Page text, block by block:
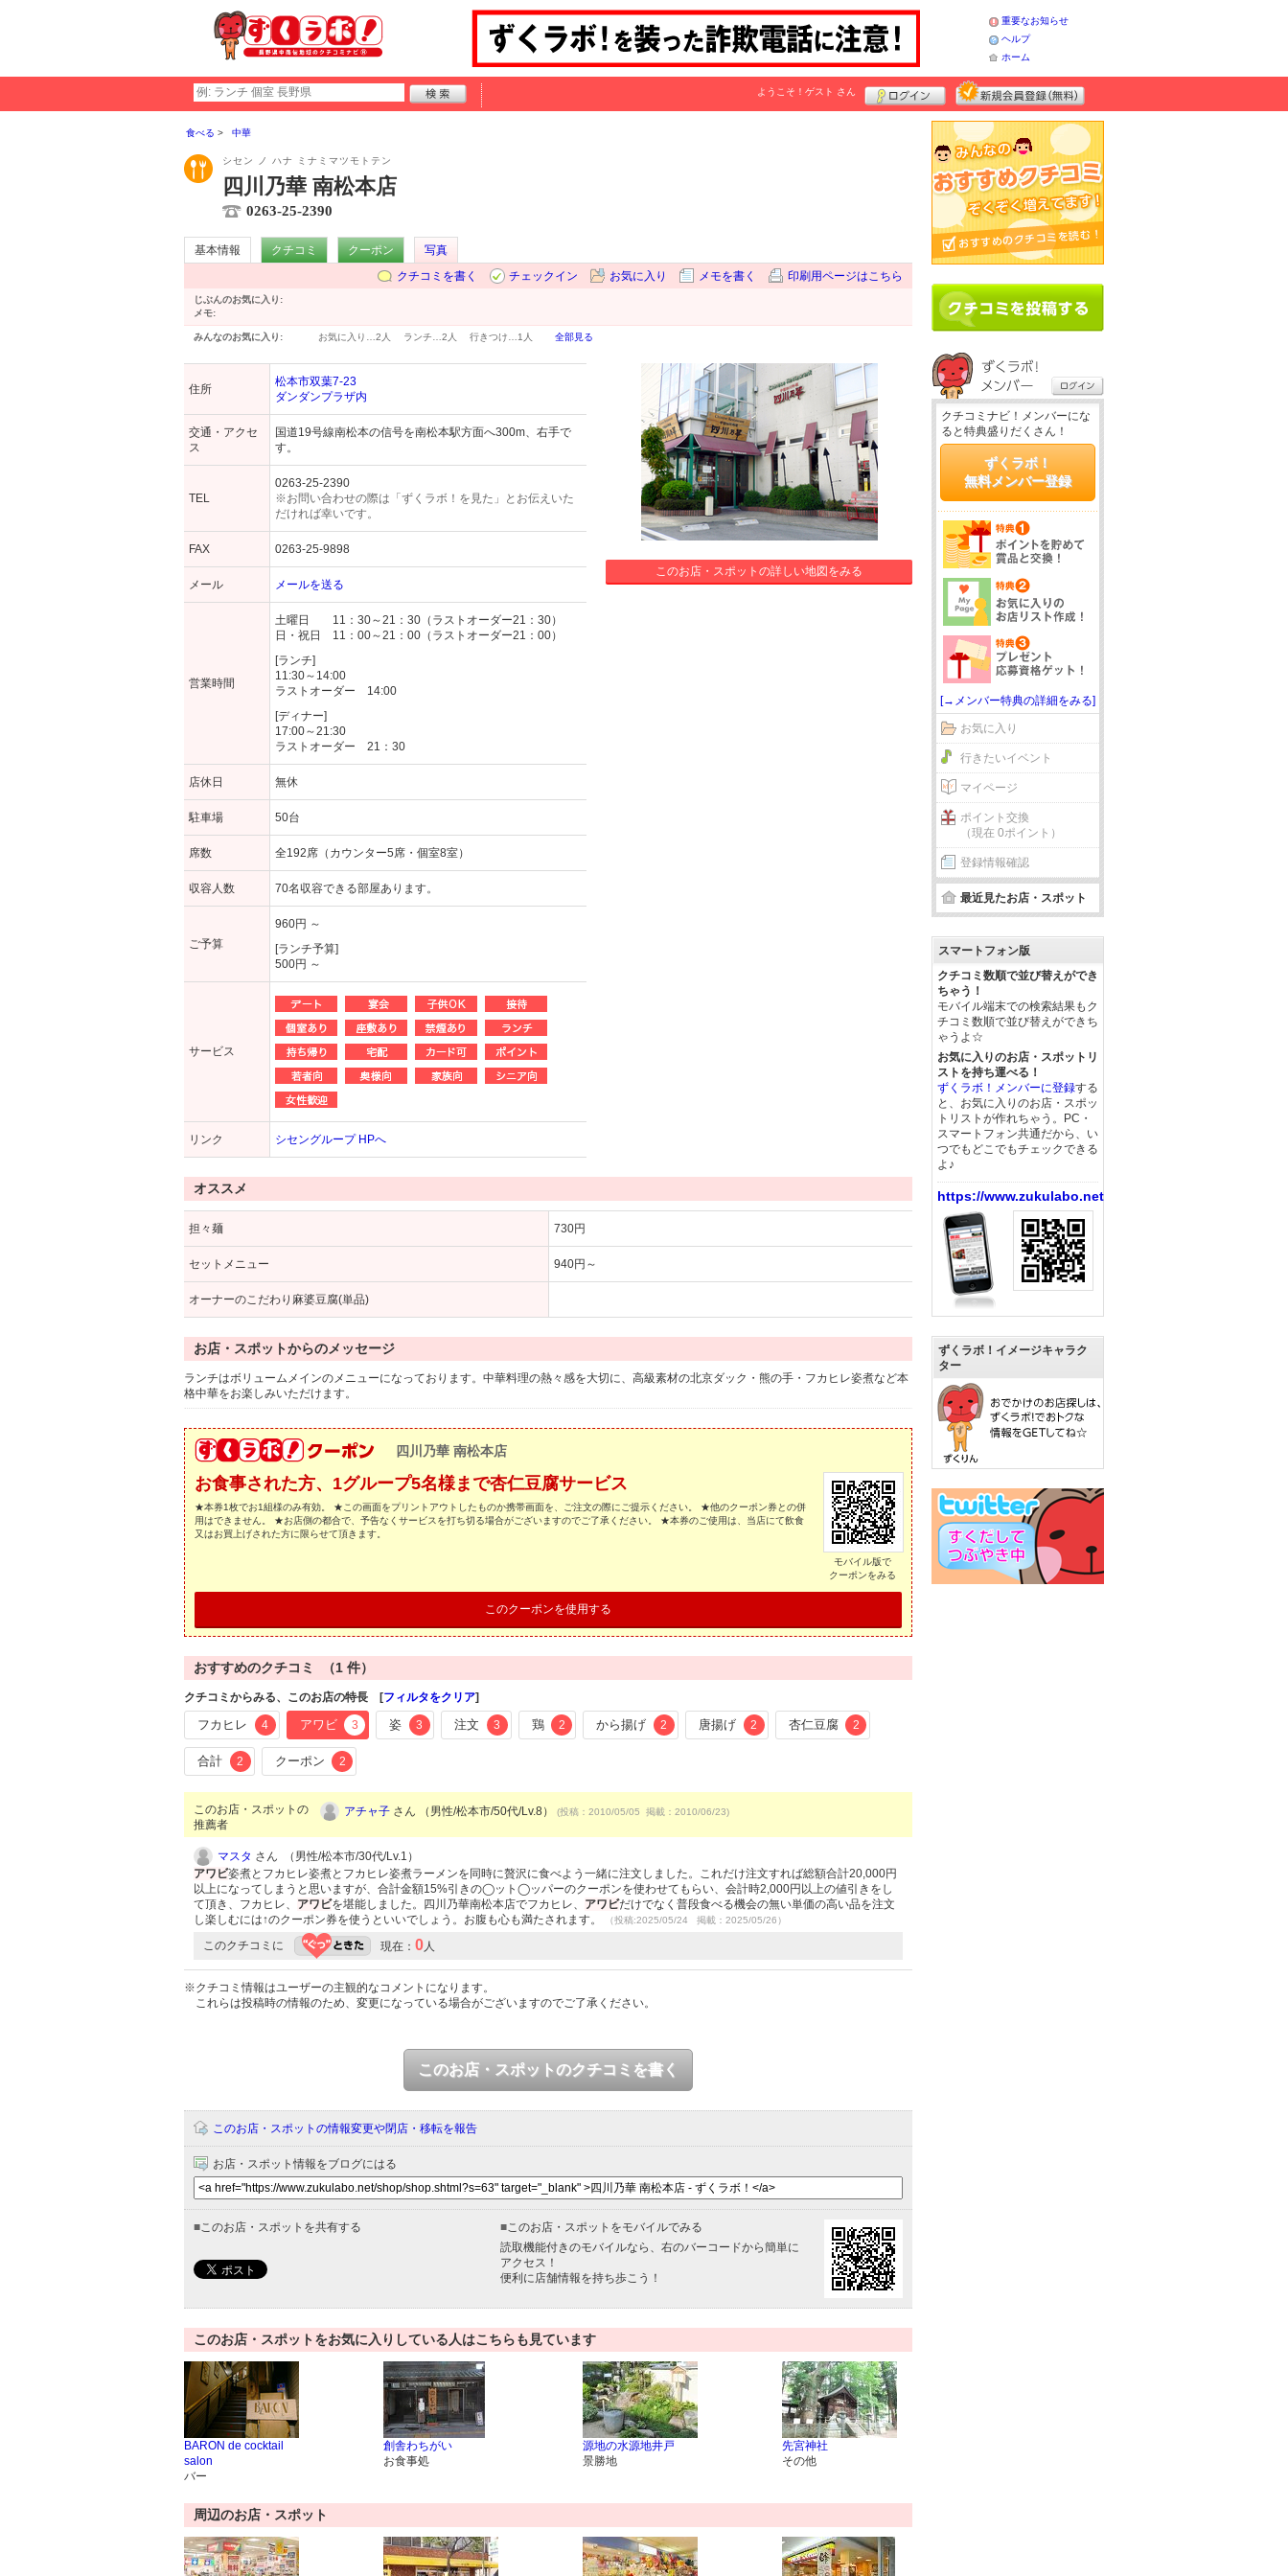
重要なお知らせ
ヘルプ
ホーム
ようこそ！ ゲスト さん
食べる 中華
シセン ノ ハナ ミナミマツモトテン
四川乃華 南松本店
0263-25-2390
基本情報 クチコミ クーポン
写真
クチコミを書く
チェックイン お気に入り メモを書く 印刷用ページはこちら
じぶんのお気に入り:
メモ:
みんなのお気に入り: お気に入り… 2人 ランチ… 2人 行きつけ… 1人 全部見る
住所
松本市双葉7-23
ダンダンプラザ内
交通・アクセ
ス
国道19号線南松本の信号を南松本駅方面へ300m、右手で
す。
TEL
0263-25-2390
※お問い合わせの際は「ずくラボ！を見た」とお伝えいた
だければ幸いです。
FAX 0263-25-9898
メール メールを送る
営業時間
土曜日 11：30～21：30（ラストオーダー21：30）
日・祝日 11：00～21：00（ラストオーダー21：00）
[ランチ]
11:30～14:00
ラストオーダー 14:00
[ディナー]
17:00～21:30
ラストオーダー 21：30
店休日 無休
駐車場 50台
席数 全192席（カウンター5席・個室8室）
収容人数 70名収容できる部屋あります。
ご予算
960円 ～
[ランチ予算]
500円 ～
サービス
リンク シセングループ HPへ
このお店・スポットの詳しい地図をみる
オススメ
担々麺 730円
セットメニュー 940円～
オーナーのこだわり麻婆豆腐(単品)
お店・スポットからのメッセージ
ランチはボリュームメインのメニューになっております。中華料理の熱々感を大切に、高級素材の北京ダック・熊の手・フカヒレ姿煮など本
格中華をお楽しみいただけます。
四川乃華 南松本店
お食事された方、1グループ5名様まで杏仁豆腐サービス
★本券1枚でお1組様のみ有効。 ★この画面をプリントアウトしたものか携帯画面を、ご注文の際にご提示ください。 ★他のクーポン券との併
用はできません。 ★お店側の都合で、予告なくサービスを打ち切る場合がございますのでご了承ください。 ★本券のご使用は、当店にて飲食
又はお買上げされた方に限らせて頂きます。
モバイル版で
クーポンをみる
このクーポンを使用する
おすすめのクチコミ （1 件）
クチコミからみる、このお店の特長 [フィルタをクリア]
フカヒレ 4 アワビ 3 姿 3 注文 3 鶏 2 から揚げ 2 唐揚げ 2 杏仁豆腐 2
合計 2 クーポン 2
このお店・スポットの
推薦者
アチャ子 さん （男性/松本市/50代/Lv.8） (投稿：2010/05/05 掲載：2010/06/23)
マスタ さん （男性/松本市/30代/Lv.1）
アワビ姿煮とフカヒレ姿煮とフカヒレ姿煮ラーメンを同時に贅沢に食べよう一緒に注文しました。これだけ注文すれば総額合計20,000円
以上になってしまうと思いますが、合計金額15%引きの◯ット◯ッパーのクーポンを使わせてもらい、会計時2,000円以上の値引きをし
て頂き、フカヒレ、 アワビを堪能しました。四川乃華南松本店でフカヒレ、 アワビだけでなく普段食べる機会の無い単価の高い品を注文
し楽しむには↑のクーポン券を使うといいでしょう。お腹も心も満たされます。
（投稿:2025/05/24 掲載：2025/05/26）
このクチコミに 現在： 0人
※クチコミ情報はユーザーの主観的なコメントになります。
これらは投稿時の情報のため、変更になっている場合がございますのでご了承ください。
このお店・スポットのクチコミを書く
このお店・スポットの情報変更や閉店・移転を報告
お店・スポット情報をブログにはる
■このお店・スポットを共有する ■このお店・スポットをモバイルでみる
読取機能付きのモバイルなら、右のバーコードから簡単に
アクセス！
便利に店舗情報を持ち歩こう！
このお店・スポットをお気に入りしている人はこちらも見ています
BARON de cocktail
salon
バー
創舎わちがい
お食事処
源地の水源地井戸
景勝地
先宮神社
その他
周辺のお店・スポット
クチコミナビ！メンバーにな
ると特典盛りだくさん！
ずくラボ！
無料メンバー登録
[→メンバー特典の詳細をみる]
お気に入り
行きたいイベント
マイページ
ポイント交換
（現在 0ポイント）
登録情報確認
最近見たお店・スポット
スマートフォン版
クチコミ数順で並び替えができ
ちゃう！
モバイル端末での検索結果もク
チコミ数順で並び替えができち
ゃうよ☆
お気に入りのお店・スポットリ
ストを持ち運べる！
ずくラボ！メンバーに登録する
と、お気に入りのお店・スポッ
トリストが作れちゃう。PC・
スマートフォン共通だから、い
つでもどこでもチェックできる
よ♪
https://www.zukulabo.net/
ずくラボ！イメージキャラク
ター